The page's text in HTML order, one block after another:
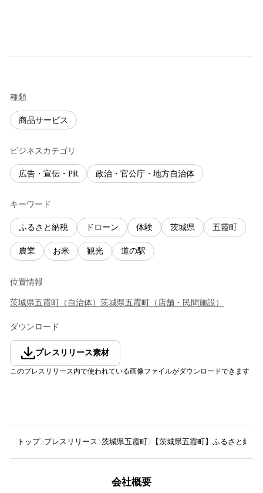
種類
商品サービス
ビジネスカテゴリ
広告・宣伝・PR 政治・官公庁・地方自治体
キーワード
ふるさと納税 ドローン 体験 茨城県 五霞町
農業 お米 観光 道の駅
位置情報
茨城県五霞町 （ 自治体） 茨城県五霞町 （ 店舗・民間施設 ）
ダウンロード
プレスリリース素材
このプレスリリース内で使われている画像ファイルがダウンロードできます
トップ プレスリリース 茨城県五霞町 【茨城県五霞町】ふるさと納
会社概要